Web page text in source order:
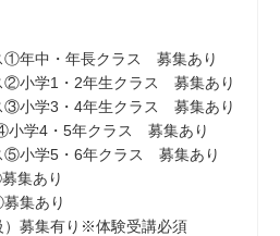
年中・年長クラス 募集あり
②小学1・2年生クラス 募集あり
4年生クラス 募集あり
年クラス 募集あり
6年クラス 募集あり
集あり
あり
）募集有り※体験受講必須